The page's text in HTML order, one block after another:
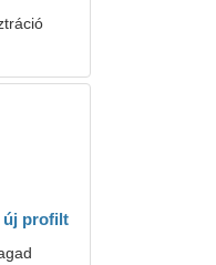
új profilt